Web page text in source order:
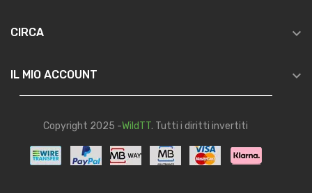
CIRCA 
IL MIO ACCOUNT 
Copyright 2025 -WildTT. Tutti i diritti invertiti